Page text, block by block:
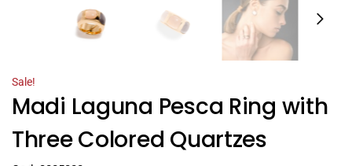
Sale!
Madi Laguna Pesca Ring with
Three Colored Quartzes